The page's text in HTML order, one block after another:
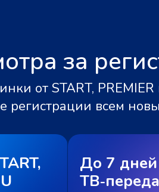
за
от START,
всем
До 7 дней